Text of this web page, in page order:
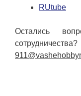
RUtube
Остались